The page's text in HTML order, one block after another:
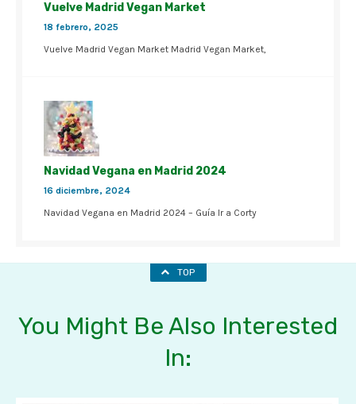
Vuelve Madrid Vegan Market
18 febrero, 2025
Vuelve Madrid Vegan Market Madrid Vegan Market,
Navidad Vegana en Madrid 2024
16 diciembre, 2024
Navidad Vegana en Madrid 2024 – Guía Ir a Corty
TOP
You Might Be Also Interested
In: